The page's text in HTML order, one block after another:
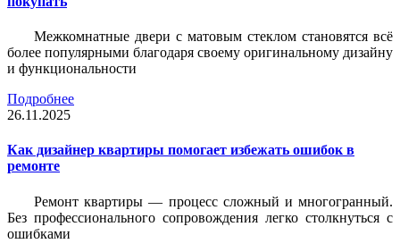
Межкомнатные двери с матовым стеклом становятся всё
более популярными благодаря своему оригинальному дизайну
и функциональности
Подробнее
26.11.2025
Как дизайнер квартиры помогает избежать ошибок в
ремонте
Ремонт квартиры — процесс сложный и многогранный.
Без профессионального сопровождения легко столкнуться с
ошибками